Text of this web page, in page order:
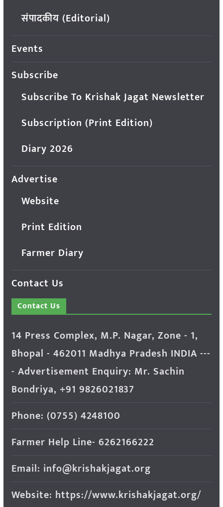
संपादकीय (Editorial)
Events
Subscribe
Subscribe To Krishak Jagat Newsletter
Subscription (Print Edition)
Diary 2026
Advertise
Website
Print Edition
Farmer Diary
Contact Us
Contact Us
14 Press Complex, M.P. Nagar, Zone - 1,
Bhopal - 462011 Madhya Pradesh INDIA ---
- Advertisement Enquiry: Mr. Sachin
Bondriya, +91 9826021837
Phone: (0755) 4248100
Farmer Help Line- 6262166222
Email: info@krishakjagat.org
Website: https://www.krishakjagat.org/